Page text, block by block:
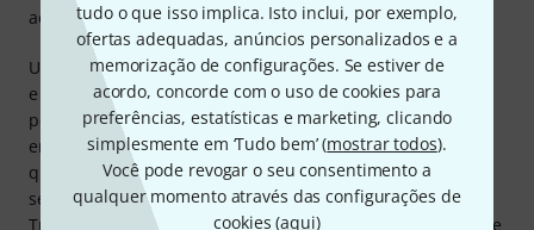
tudo o que isso implica. Isto inclui, por exemplo,
ofertas adequadas, anúncios personalizados e a
memorização de configurações. Se estiver de
acordo, concorde com o uso de cookies para
preferências, estatísticas e marketing, clicando
simplesmente em ‘Tudo bem’ (mostrar todos).
Você pode revogar o seu consentimento a
qualquer momento através das configurações de
cookies (aqui)
Um amigo meu usa esse cabo bastante há mais de um ano
e nunca teve problemas. Então eu peguei o mesmo. Uma
pequena dica: todos os nossos cabos acima de 10m estão
em bobinas (encontramos vazios em quase todo o lado) o
que nos permite armazenar e desenrolar os nossos cabos
sem qualquer problema de torção ou emaranhamento...
Transporte e manuseamento de cabos a sua importância se
acabamento